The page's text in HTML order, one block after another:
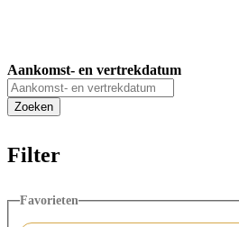
Aankomst- en vertrekdatum
Filter
Favorieten